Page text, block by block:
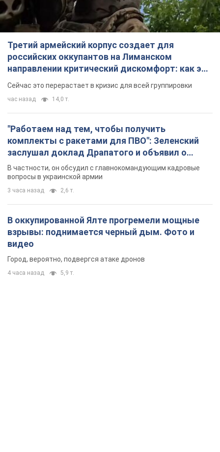
Третий армейский корпус создает для
российских оккупантов на Лиманском
направлении критический дискомфорт: как это
удалось
Сейчас это перерастает в кризис для всей группировки
час назад 14,0 т.
"Работаем над тем, чтобы получить
комплекты с ракетами для ПВО": Зеленский
заслушал доклад Драпатого и объявил о
новых мерах
В частности, он обсудил с главнокомандующим кадровые
вопросы в украинской армии
3 часа назад 2,6 т.
В оккупированной Ялте прогремели мощные
взрывы: поднимается черный дым. Фото и
видео
Город, вероятно, подвергся атаке дронов
4 часа назад 5,9 т.